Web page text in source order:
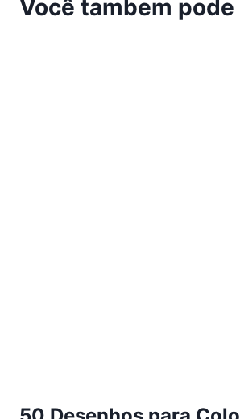
Você tambem